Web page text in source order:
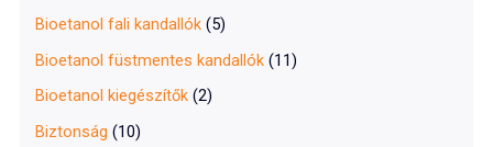
Bioetanol fali kandallók (5)
Bioetanol füstmentes kandallók (11)
Bioetanol kiegészítők (2)
Biztonság (10)